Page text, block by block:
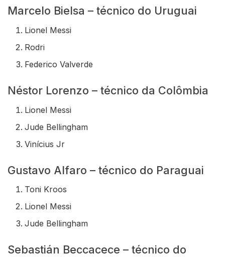
Marcelo Bielsa – técnico do Uruguai
Lionel Messi
Rodri
Federico Valverde
Néstor Lorenzo – técnico da Colômbia
Lionel Messi
Jude Bellingham
Vinícius Jr
Gustavo Alfaro – técnico do Paraguai
Toni Kroos
Lionel Messi
Jude Bellingham
Sebastián Beccacece – técnico do